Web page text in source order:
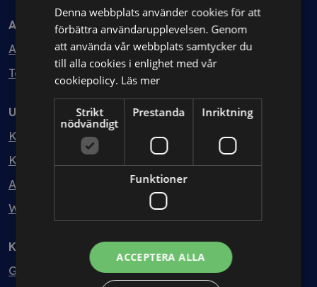
Avtal
Avtalshantering
Testa kostnadsfritt
Utbildning
Kurser
Kurspaket
Abonnemang
Webbinarium
Kunskapsbank
Guider
Denna webbplats använder cookies för att
förbättra användarupplevelsen. Genom
att använda vår webbplats samtycker du
till alla cookies i enlighet med vår
cookiepolicy. Läs mer
Strikt
nödvändigt
Prestanda Inriktning
Funktioner
ACCEPTERA ALLA